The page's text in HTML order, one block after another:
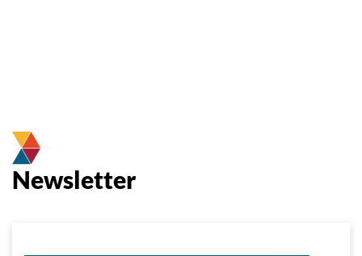
Newsletter